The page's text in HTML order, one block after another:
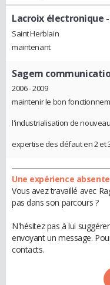
Lacroix électronique
Saint Herblain
maintenant
Sagem
2006 - 2009
maintenir le bon
l'industrialisation de
expertise des défaut en 2 et
Une expérience absente
Vous avez travaillé avec
pas dans son parcours ?
N'hésitez pas à lui
envoyant un message.
contacts.